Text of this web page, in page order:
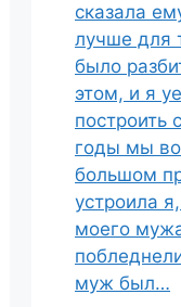
сказала
лучше для
было
этом, и я
построить
годы мы
большом
устроила
моего
муж был…